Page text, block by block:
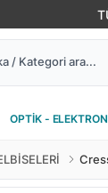
OPTİK -